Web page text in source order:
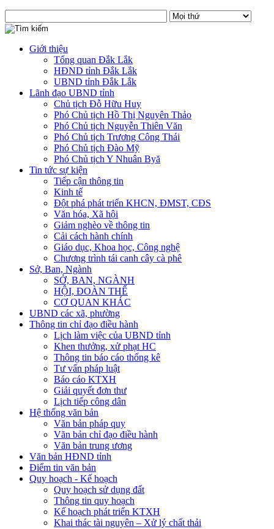
Giới thiệu
Tổng quan Đắk Lắk
HĐND tỉnh Đắk Lắk
UBND tỉnh Đắk Lắk
Lãnh đạo UBND tỉnh
Chủ tịch Đỗ Hữu Huy
Phó Chủ tịch Hồ Thị Nguyên Thảo
Phó Chủ tịch Nguyễn Thiên Văn
Phó Chủ tịch Trương Công Thái
Phó Chủ tịch Đào Mỹ
Phó Chủ tịch Y Nhuân Byă
Tin tức sự kiện
Tiếp cận thông tin
Kinh tế
Đột phá phát triển KHCN, ĐMST, CĐS
Văn hóa, Xã hội
Giảm nghèo về thông tin
Cải cách hành chính
Giáo dục, Khoa học, Công nghệ
Chương trình tái canh cây cà phê
Sở, Ban, Ngành
SỞ, BAN, NGÀNH
HỘI, ĐOÀN THỂ
CƠ QUAN KHÁC
UBND các xã, phường
Thông tin chỉ đạo điều hành
Lịch làm việc của UBND tỉnh
Khen thưởng, xử phạt HC
Thông tin báo cáo thống kê
Tư vấn pháp luật
Báo cáo KTXH
Giải quyết đơn thư
Lịch tiếp công dân
Hệ thống văn bản
Văn bản pháp quy
Văn bản chỉ đạo điều hành
Văn bản trung ương
Văn bản HĐND tỉnh
Điểm tin văn bản
Quy hoạch - Kế hoạch
Quy hoạch sử dụng đất
Thông tin quy hoạch
Kế hoạch phát triển KTXH
Khai thác tài nguyên – Xử lý chất thải